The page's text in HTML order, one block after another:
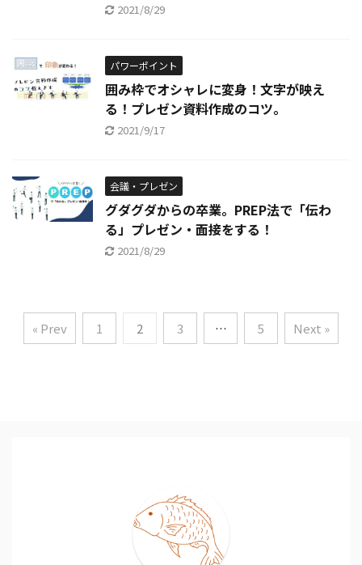
2021/8/29
パワーポイント
囲み枠でオシャレに変身！文字が映え
る！プレゼン資料作成のコツ。
2021/9/17
会議・プレゼン
グダグダからの卒業。PREP法で「伝わ
る」プレゼン・面接をする！
2021/8/29
« Prev 1 2 3 … 5 Next »